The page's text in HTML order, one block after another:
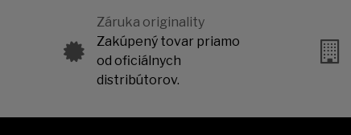
Záruka originality
Zakúpený tovar priamo
od oficiálnych
distribútorov.